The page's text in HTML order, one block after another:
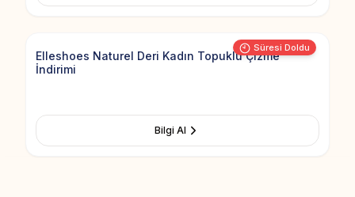
Süresi Doldu
Add to
Elleshoes Naturel Deri Kadın Topuklu Çizme
İndirimi
Bilgi Al